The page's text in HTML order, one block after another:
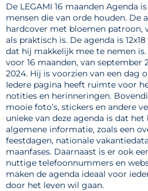
De LEGAMI 16 maanden Agenda
mensen die van orde houden. De
hardcover met bloemen patroon,
als praktisch is. De agenda is
dat hij makkelijk mee te nemen
voor 16 maanden, van september
2024. Hij is voorzien van een dag
Iedere pagina heeft ruimte voor
notities en herinneringen.
mooie foto’s, stickers en andere
unieke van deze agenda is dat
algemene informatie, zoals een
feestdagen, nationale
maanfases. Daarnaast is er ook
nuttige telefoonnummers en
maken de agenda ideaal voor
door het leven wil gaan.